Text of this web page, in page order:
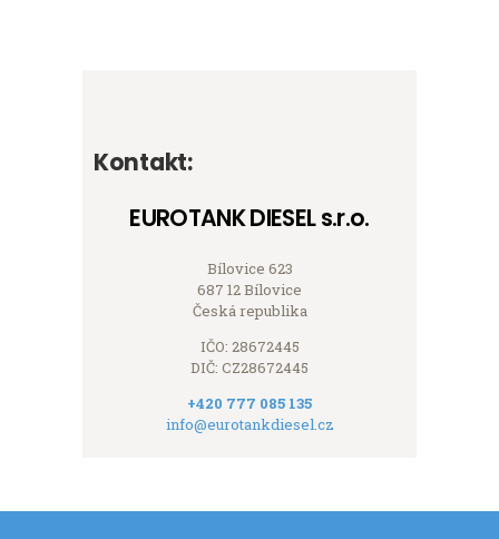
Kontakt:
EUROTANK DIESEL s.r.o.
Bílovice 623
687 12 Bílovice
Česká republika
IČO: 28672445
DIČ: CZ28672445
+420 777 085 135
info@eurotankdiesel.cz